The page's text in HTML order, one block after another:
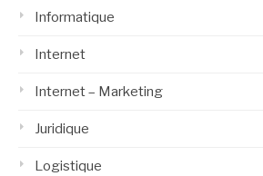
Informatique
Internet
Internet – Marketing
Juridique
Logistique